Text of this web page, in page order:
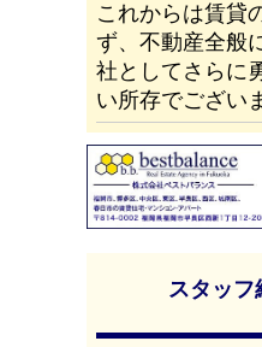
これからは賃貸
ず、不動産全般
社としてさらに
い所存でござい
スタッフ